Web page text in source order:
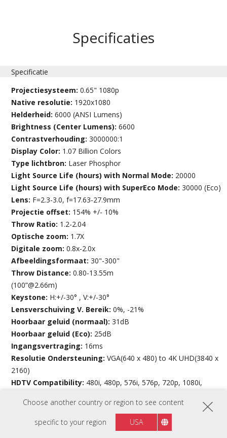
Choose another country or region to see content
specific to your region USA
Specificaties
Specificatie
Projectiesysteem:0.65" 1080p
Native resolutie: 1920x1080
Helderheid:6000 (ANSI Lumens)
Brightness (Center Lumens):6600
Contrastverhouding:3000000:1
Display Color: 1.07 Billion Colors
Type lichtbron: Laser Phosphor
Light Source Life (hours) with Normal Mode: 20000
Light Source Life (hours) with SuperEco Mode:30000 (Eco)
Lens: F=2.3-3.0, f=17.63-27.9mm
Projectie offset: 154% +/- 10%
Throw Ratio: 1.2-2.04
Optische zoom: 1.7X
Digitale zoom:0.8x-2.0x
Afbeeldingsformaat:30"-300"
Throw Distance:0.80-13.55m
(100”@2.66m)
Keystone: H:+/-30° , V:+/-30°
Lensverschuiving V. Bereik:0%, -21%
Hoorbaar geluid (normaal):31dB
Hoorbaar geluid (Eco): 25dB
Ingangsvertraging: 16ms
Resolutie Ondersteuning:VGA(640 x 480) to 4K UHD(3840 x
2160)
HDTV Compatibility: 480i, 480p, 576i, 576p, 720p, 1080i,
Horizontale frequentie:15K-135KHz
Verticale scansnelheid:23-120Hz